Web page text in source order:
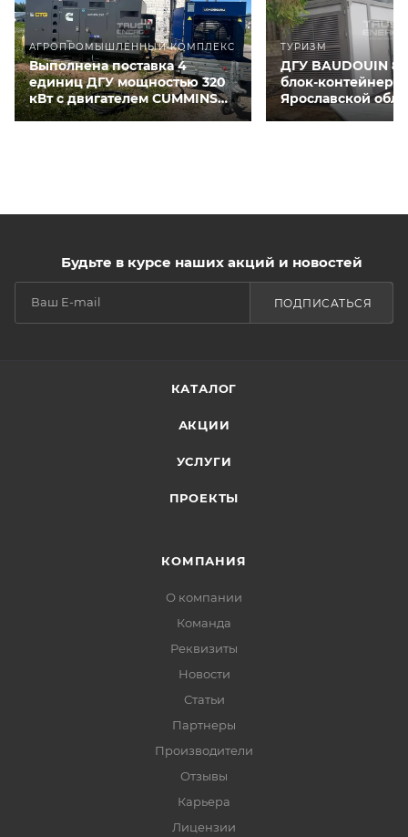
АГРОПРОМЫШЛЕННЫЙ КОМПЛЕКС
Выполнена поставка 4
единиц ДГУ мощностью 320
кВт с двигателем CUMMINS
QSNT-G3 для курятников
ТУРИЗМ
ДГУ BAUDOUIN
блок-контейнере
Ярославской
Будьте в курсе наших акций и новостей
ПОДПИСАТЬСЯ
КАТАЛОГ
АКЦИИ
УСЛУГИ
ПРОЕКТЫ
КОМПАНИЯ
О компании
Команда
Реквизиты
Новости
Статьи
Партнеры
Производители
Отзывы
Карьера
Лицензии